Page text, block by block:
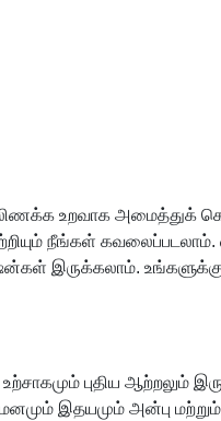
உறவாக அமைத்துக்
நீங்கள்
இருக்கலாம்.
புதிய ஆற்றலும்
இதயமும் அன்பு மற்றும்